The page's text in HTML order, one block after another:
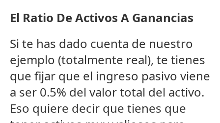
El Ratio De Activos A Ganancias
Si te has dado cuenta de nuestro
ejemplo (totalmente real), te tienes
que fijar que el ingreso pasivo viene
a ser 0.5% del valor total del activo.
Eso quiere decir que tienes que